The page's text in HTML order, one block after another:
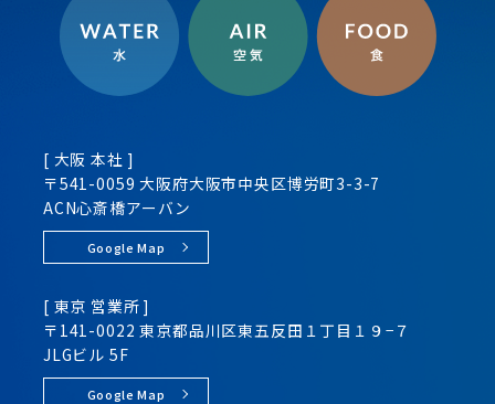
[ 大阪 本社 ]
〒541-0059 大阪府大阪市中央区博労町3-3-7
ACN心斎橋アーバン
Google Map
[ 東京 営業所 ]
〒141-0022 東京都品川区東五反田１丁目１９−７
JLGビル 5F
Google Map